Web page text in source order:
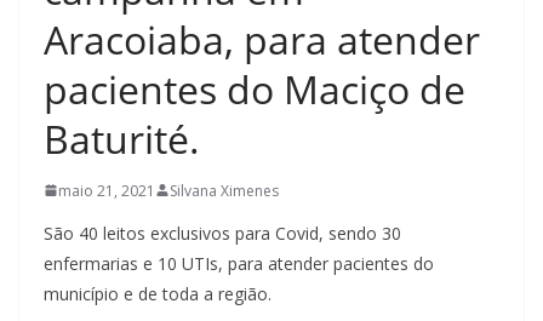
Aracoiaba, para atender
pacientes do Maciço de
Baturité.
maio 21, 2021 Silvana Ximenes
São 40 leitos exclusivos para Covid, sendo 30
enfermarias e 10 UTIs, para atender pacientes do
município e de toda a região.